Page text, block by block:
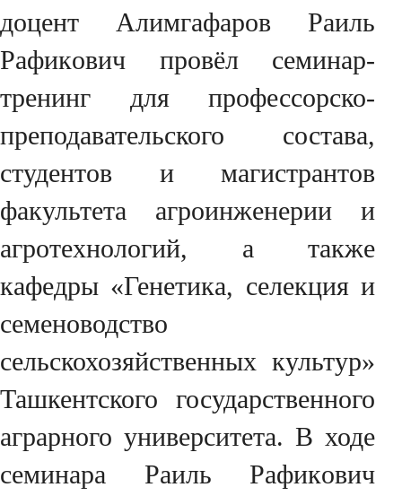
доцент Алимгафаров Раиль
Рафикoвич провёл семинар-
тренинг для профессорско-
преподавательского состава,
студентов и магистрантов
факультета агроинженерии и
агротехнологий, а также
кафедры «Генетика, селекция и
семеноводство
сельскохозяйственных культур»
Ташкентского государственного
аграрного университета. В ходе
семинара Раиль Рафикoвич